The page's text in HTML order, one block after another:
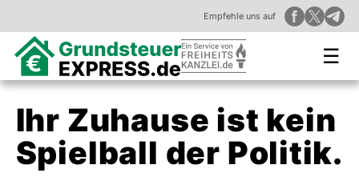
Empfehle uns auf
☰
Ihr Zuhause ist kein
Spielball der Politik.